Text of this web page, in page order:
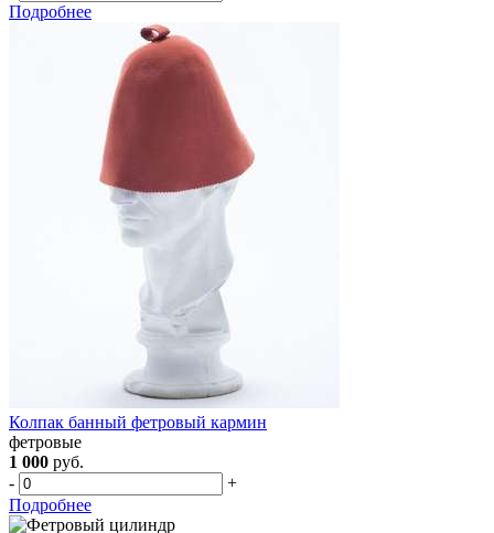
Подробнее
Колпак банный фетровый кармин
фетровые
1 000 руб.
-
+
Подробнее